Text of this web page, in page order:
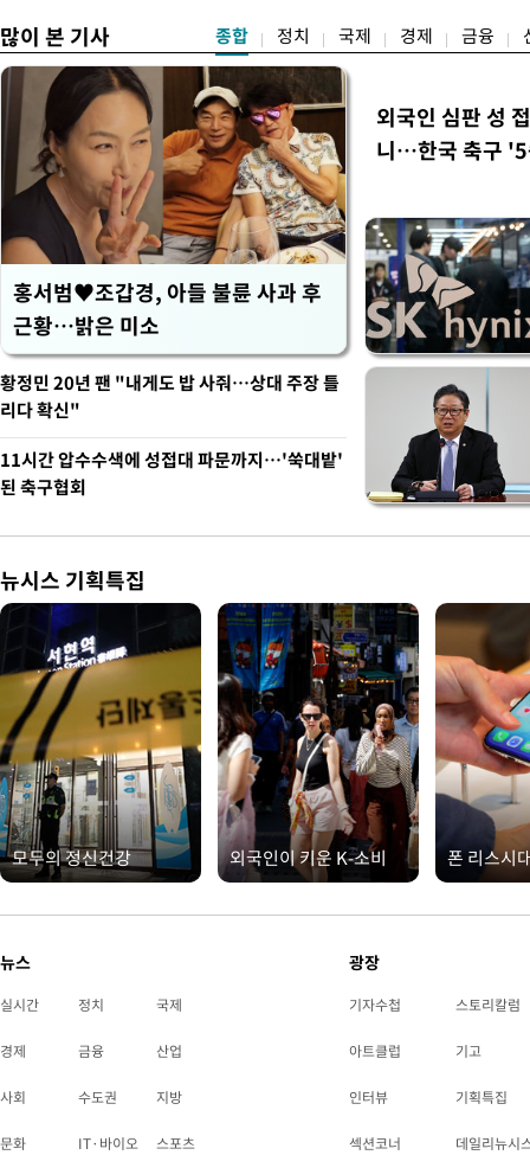
많이 본 기사 종합 정치 국제 경제 금융
홍서범♥조갑경, 아들 불륜 사과 후
근황…밝은 미소
외국인 심판 성
니…한국 축구
황정민 20년 팬 "내게도 밥 사줘…상대 주장 틀
리다 확신"
11시간 압수수색에 성접대 파문까지…'쑥대밭'
된 축구협회
뉴시스 기획특집
모두의 정신건강 외국인이 키운 K-소비 폰 리스시
뉴스
실시간 정치 국제
경제 금융 산업
사회 수도권 지방
문화 IT·바이오 스포츠
광장
기자수첩 스토리칼럼
아트클럽 기고
인터뷰 기획특집
섹션코너 데일리뉴시